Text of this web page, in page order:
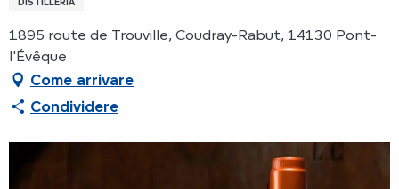
1895 route de Trouville, Coudray-Rabut, 14130 Pont-
l'Évêque
Come arrivare
Condividere